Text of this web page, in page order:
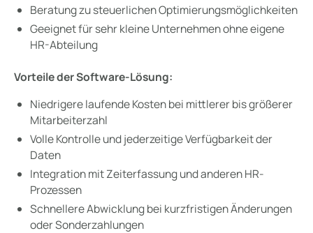
Beratung zu steuerlichen Optimierungsmöglichkeiten
Geeignet für sehr kleine Unternehmen ohne eigene
HR-Abteilung
Vorteile der Software-Lösung:
Niedrigere laufende Kosten bei mittlerer bis größerer
Mitarbeiterzahl
Volle Kontrolle und jederzeitige Verfügbarkeit der
Daten
Integration mit Zeiterfassung und anderen HR-
Prozessen
Schnellere Abwicklung bei kurzfristigen Änderungen
oder Sonderzahlungen